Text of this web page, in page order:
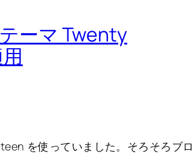
ーマ Twenty
を使っていました。そろそろブロ